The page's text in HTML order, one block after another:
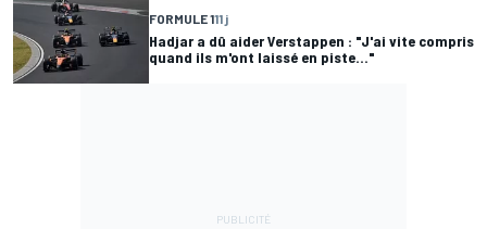
FORMULE 111 j
Hadjar a dû aider Verstappen : "J'ai vite compris
quand ils m'ont laissé en piste..."